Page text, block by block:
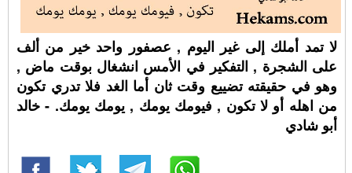
لا تمد أملك إلى غير اليوم , عصفور واحد خير من ألف
على الشجرة , التفكير في الأمس انشغال بوقت ماض ,
وهو في حقيقته تضييع وقت ثان أما الغد فلا تدري تكون
من اهله أو لا تكون , فيومك يومك , يومك يومك. - خالد
أبو شادي